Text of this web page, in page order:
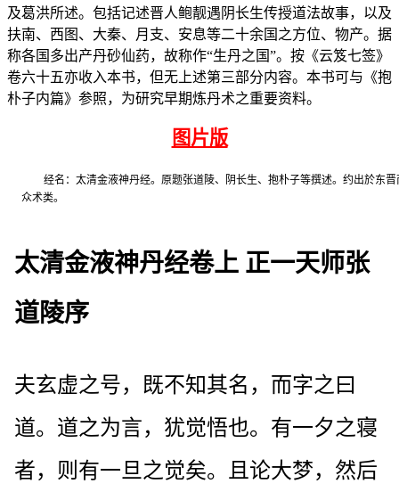
及葛洪所述。包括记述晋人鲍靓遇阴长生传授道法故事，以及
扶南、西图、大秦、月支、安息等二十余国之方位、物产。据
称各国多出产丹砂仙药，故称作“生丹之国”。按《云笈七签》
卷六十五亦收入本书，但无上述第三部分内容。本书可与《抱
朴子内篇》参照，为研究早期炼丹术之重要资料。
图片版
经名：太清金液神丹经。原题张道陵、阴长生、抱朴子等撰述。约出於东
众术类。
太清金液神丹经卷上 正一天师张
道陵序
夫玄虚之号，既不知其名，而字之曰
道。道之为言，犹觉悟也。有一夕之寝
者，则有一旦之觉矣。且论大梦，然后